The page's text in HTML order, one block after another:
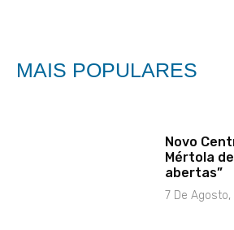
MAIS POPULARES
Novo
Mértola
abertas”
7 De